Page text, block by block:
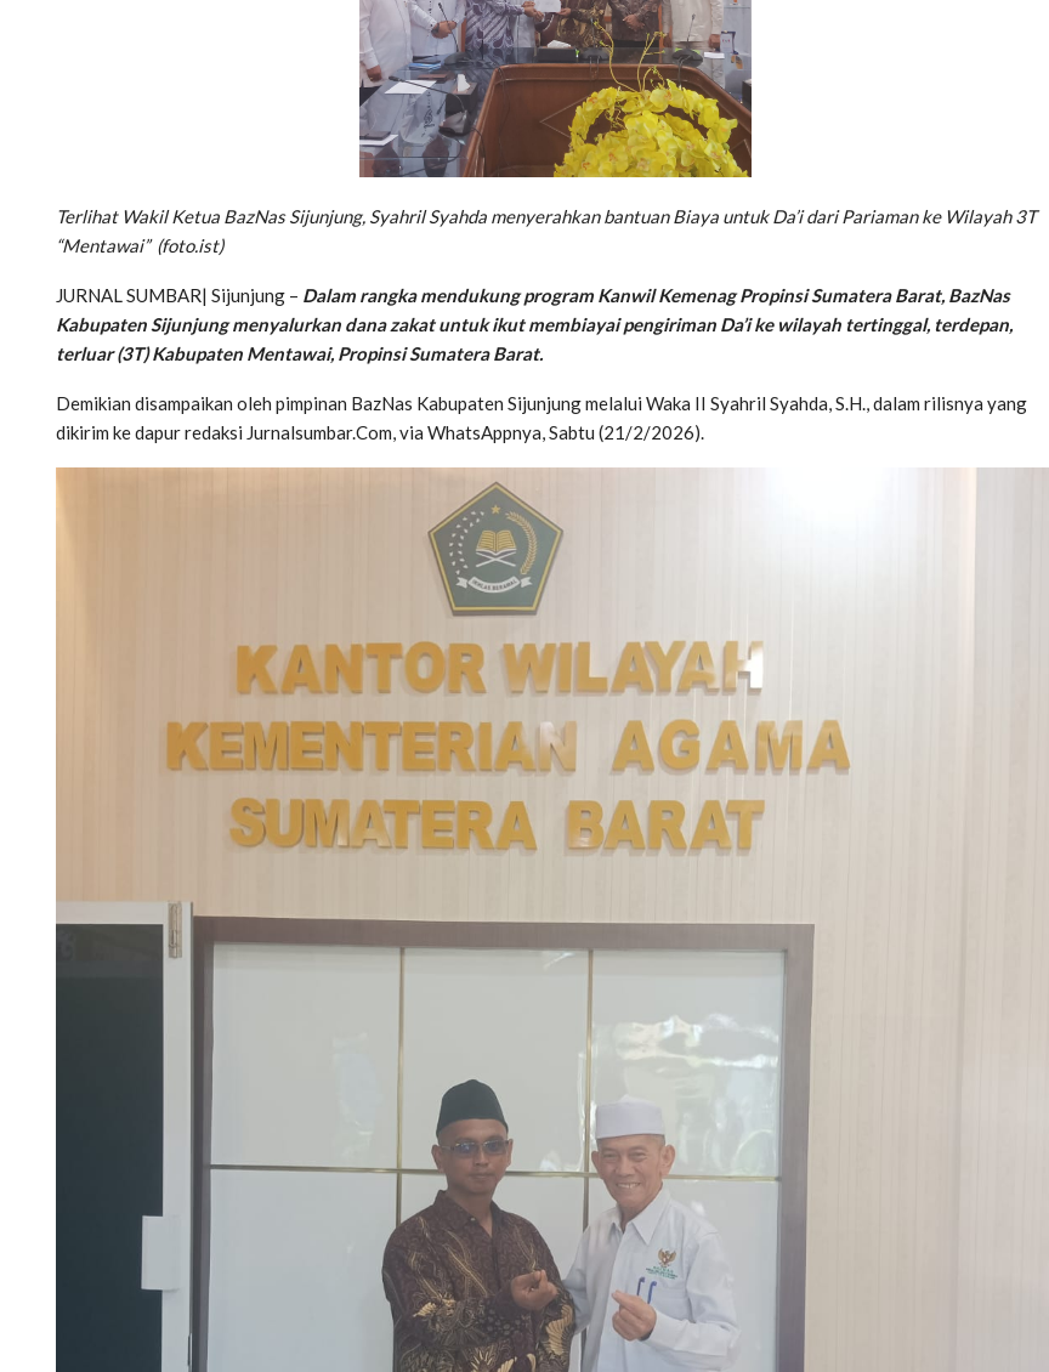
Terlihat Wakil Ketua BazNas Sijunjung, Syahril Syahda menyerahkan bantuan Biaya untuk Da’i dari Pariaman ke Wilayah 3T
“Mentawai” (foto.ist)
JURNAL SUMBAR| Sijunjung – Dalam rangka mendukung program Kanwil Kemenag Propinsi Sumatera Barat, BazNas
Kabupaten Sijunjung menyalurkan dana zakat untuk ikut membiayai pengiriman Da’i ke wilayah tertinggal, terdepan,
terluar (3T) Kabupaten Mentawai, Propinsi Sumatera Barat.
Demikian disampaikan oleh pimpinan BazNas Kabupaten Sijunjung melalui Waka II Syahril Syahda, S.H., dalam rilisnya yang
dikirim ke dapur redaksi Jurnalsumbar.Com, via WhatsAppnya, Sabtu (21/2/2026).